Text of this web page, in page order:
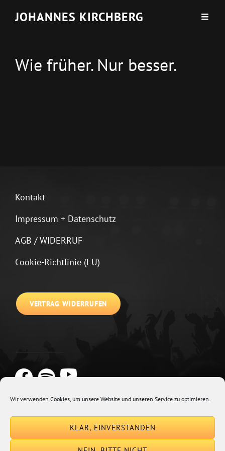
Wir verwenden Cookies, um unsere Website und unseren Service zu optimieren.
KLAR, EINVERSTANDEN
JOHANNES KIRCHBERG
Wie früher. Nur besser.
Kontakt
Impressum + Datenschutz
AGB / WIDERRUF
Cookie-Richtlinie (EU)
VERTRAG WIDERRUFEN
Euphony By Catch Themes